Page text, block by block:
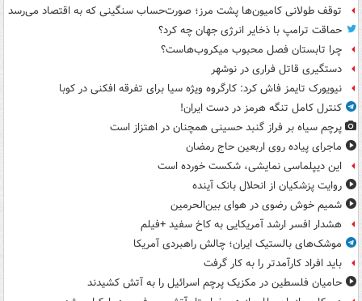
توقف طولانی کامیون‌ها پشت مرز؛ صورت‌حساب سنگینی که به اقتصاد می‌رسد
حماقت ترامپ با ذخایر انرژی جهان چه کرد؟
چرا تابستان فصل محبوب میکروب‌هاست؟
دستگیری قاتل فراری در نوشهر
نیویورک تایمز فاش کرد: کارگروه ویژه سیا برای تفرقه افکنی در کوبا
کنترل کامل تنگه هرمز در دست ایران!
پرچم سیاه بر فراز گنبد حسینی همچنان در اهتزاز است
ماجرای پیاده روی اربعین حاج رمضان
این دیپلماسی نمایشی، شکست خورده است
روایت پزشکیان از انحلال بانک آینده
شمیم خوش رضوی در هوای بین‌الحرمین
هشدار افسر ارشد آمریکایی به کاخ سفید +فیلم
موشک‌های بالستیک ایران؛ چالش راهبردی آمریکا
باید افراد کارآمدتر را به کار گرفت
حامیان فلسطین در مکزیک پرچم اسرائیل را به آتش کشیدند